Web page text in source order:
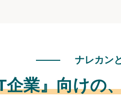
ナレカン
企業』向けの